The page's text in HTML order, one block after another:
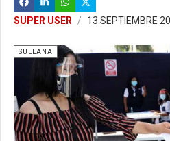
SUPER USER 13 SEPTIEMBRE
SULLANA